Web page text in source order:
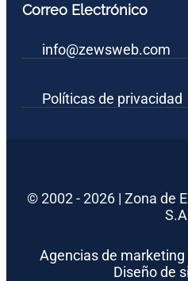
Correo Electrónico
info@zewsweb.com
Políticas de privacidad
© 2002 - 2026 | Zona de
Agencias de marketing
Diseño de